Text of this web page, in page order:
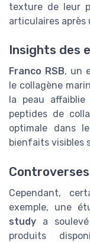
texture de leur
articulaires après
Insights des
Franco RSB, un
le collagène
la peau
peptides de
optimale dans
bienfaits visibles
Cependant,
exemple, une
study a
produits